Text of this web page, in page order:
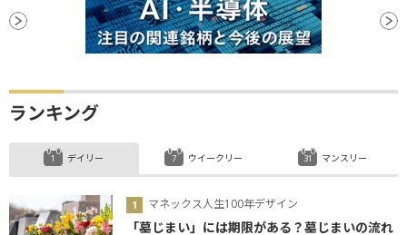
ランキング
デイリー
マネックス人生100年デザイン
「墓じまい」には期限がある？墓じまいの流れ
ウイークリー マンスリー